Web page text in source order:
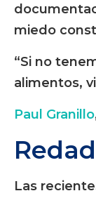
miedo
“Si no
alimentos,
Paul Granillo
Las